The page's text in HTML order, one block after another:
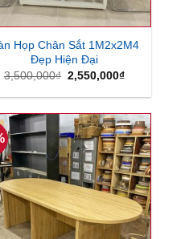
Họp Chân Sắt 1M2x2M4
Đẹp Hiện Đại
3,500,000₫ Giá
là:
2,550,000₫Giá
tại
2,550,000₫.